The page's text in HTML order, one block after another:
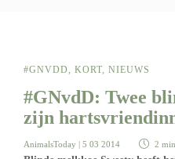
#GNVDD, KORT, NIEUWS
#GNvdD: Twee
zijn
AnimalsToday | 5 03 2014 2 min